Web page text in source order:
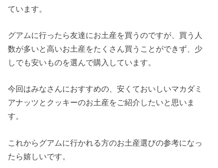
ています。
グアムに行ったら友達にお土産を買うのですが、買う人
数が多いと高いお土産をたくさん買うことができず、少
しでも安いものを選んで購入しています。
今回はみなさんにおすすめの、安くておいしいマカダミ
アナッツとクッキーのお土産をご紹介したいと思いま
す。
これからグアムに行かれる方のお土産選びの参考になっ
たら嬉しいです。